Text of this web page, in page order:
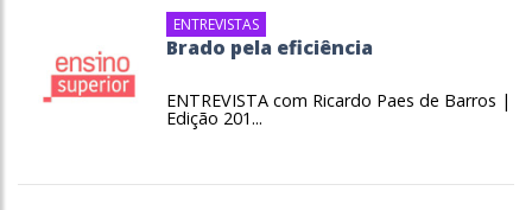
ENTREVISTAS
Brado pela eficiência
ENTREVISTA com Ricardo Paes de Barros |
Edição 201...